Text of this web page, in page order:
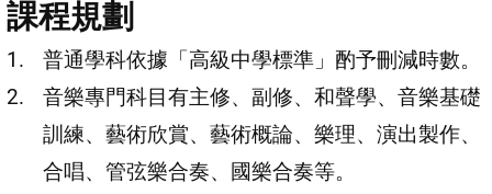
課程規劃
普通學科依據「高級中學標準」酌予刪減時數。
音樂專門科目有主修、副修、和聲學、音樂基礎
訓練、藝術欣賞、藝術概論、樂理、演出製作、
合唱、管弦樂合奏、國樂合奏等。